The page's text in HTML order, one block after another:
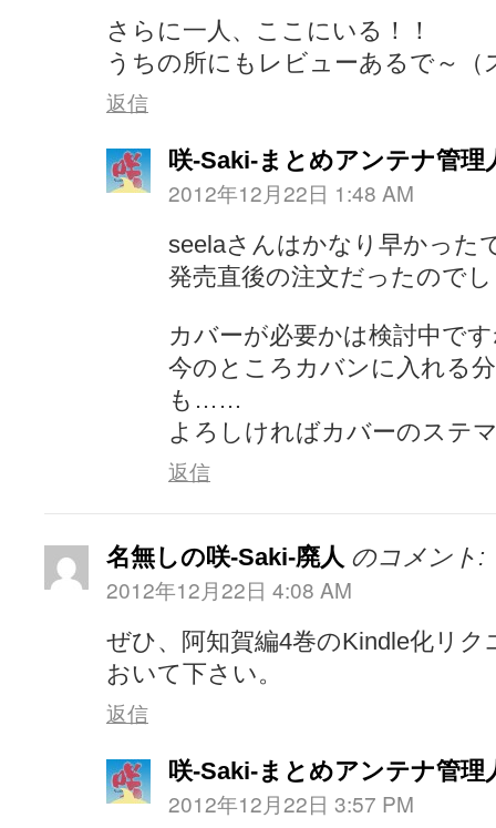
さらに一人、ここにいる！！
うちの所にもレビューあるで～（
返信
咲-Saki-まとめアンテナ管理
2012年12月22日 1:48 AM
seelaさんはかなり早かった
発売直後の注文だったので
カバーが必要かは検討中で
今のところカバンに入れる
も……
よろしければカバーのステ
返信
名無しの咲-Saki-廃人 のコメント:
2012年12月22日 4:08 AM
ぜひ、阿知賀編4巻のKindle化リ
おいて下さい。
返信
咲-Saki-まとめアンテナ管理
2012年12月22日 3:57 PM